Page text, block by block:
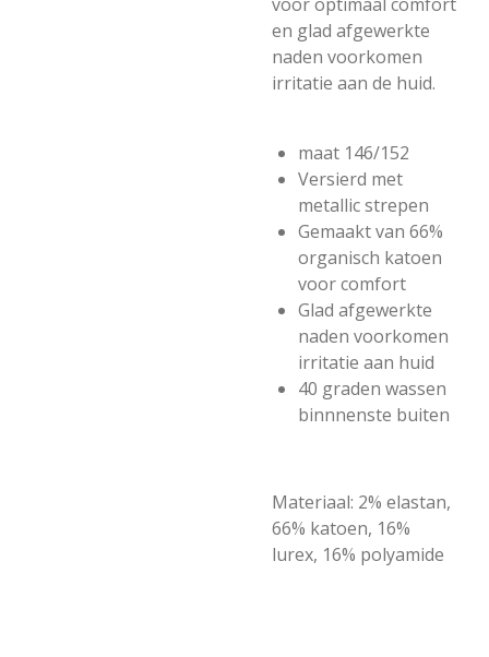
en glad afgewerkte
naden voorkomen
irritatie aan de huid.
maat 146/152
Versierd met
metallic strepen
Gemaakt van 66%
organisch katoen
voor comfort
Glad afgewerkte
naden voorkomen
irritatie aan huid
40 graden wassen
binnnenste buiten
Materiaal: 2% elastan,
66% katoen, 16%
lurex, 16% polyamide